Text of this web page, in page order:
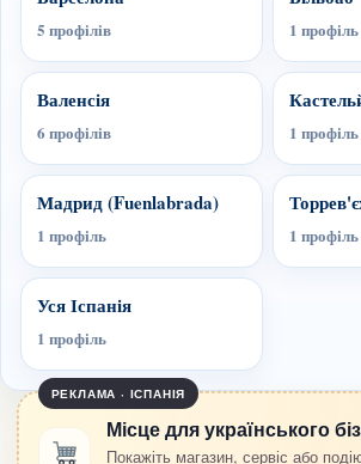
5 профілів 1 профіль
Валенсія
6 профілів 1 профіль
Мадрид (Fuenlabrada)
1 профіль 1 профіль
Уся Іспанія
1 профіль
РЕКЛАМА · ІСПАНІЯ
Місце для українського
Покажіть магазин, сервіс або